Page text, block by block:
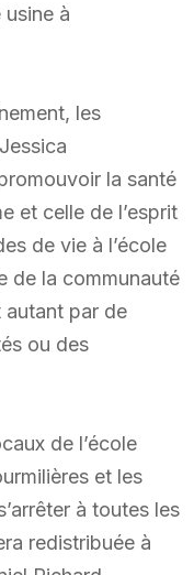
à
les
la santé
et celle de l’esprit
de vie à l’école
de la communauté
autant par de
ou des
de l’école
et les
à toutes les
redistribuée à